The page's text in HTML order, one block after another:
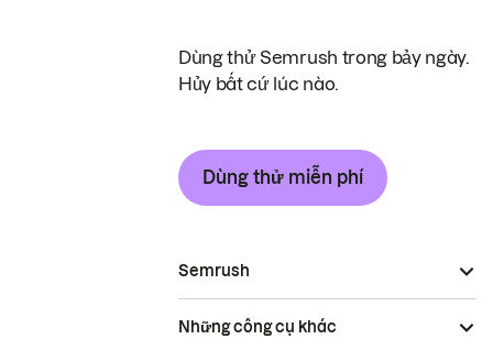
Dùng thử Semrush trong bảy ngày.
Hủy bất cứ lúc nào.
Dùng thử miễn phí
Semrush
Những công cụ khác